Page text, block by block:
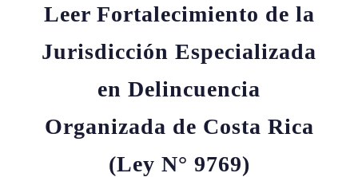
Leer Fortalecimiento de la
Jurisdicción Especializada
en Delincuencia
Organizada de Costa Rica
(Ley N° 9769)